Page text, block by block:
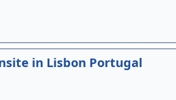
in Lisbon Portugal